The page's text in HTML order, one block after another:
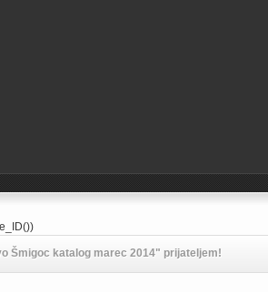
Šmigoc katalog marec 2014" prijateljem!